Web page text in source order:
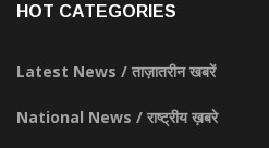
HOT CATEGORIES
Latest News / ताज़ातरीन खबरें
National News / राष्ट्रीय ख़बरे